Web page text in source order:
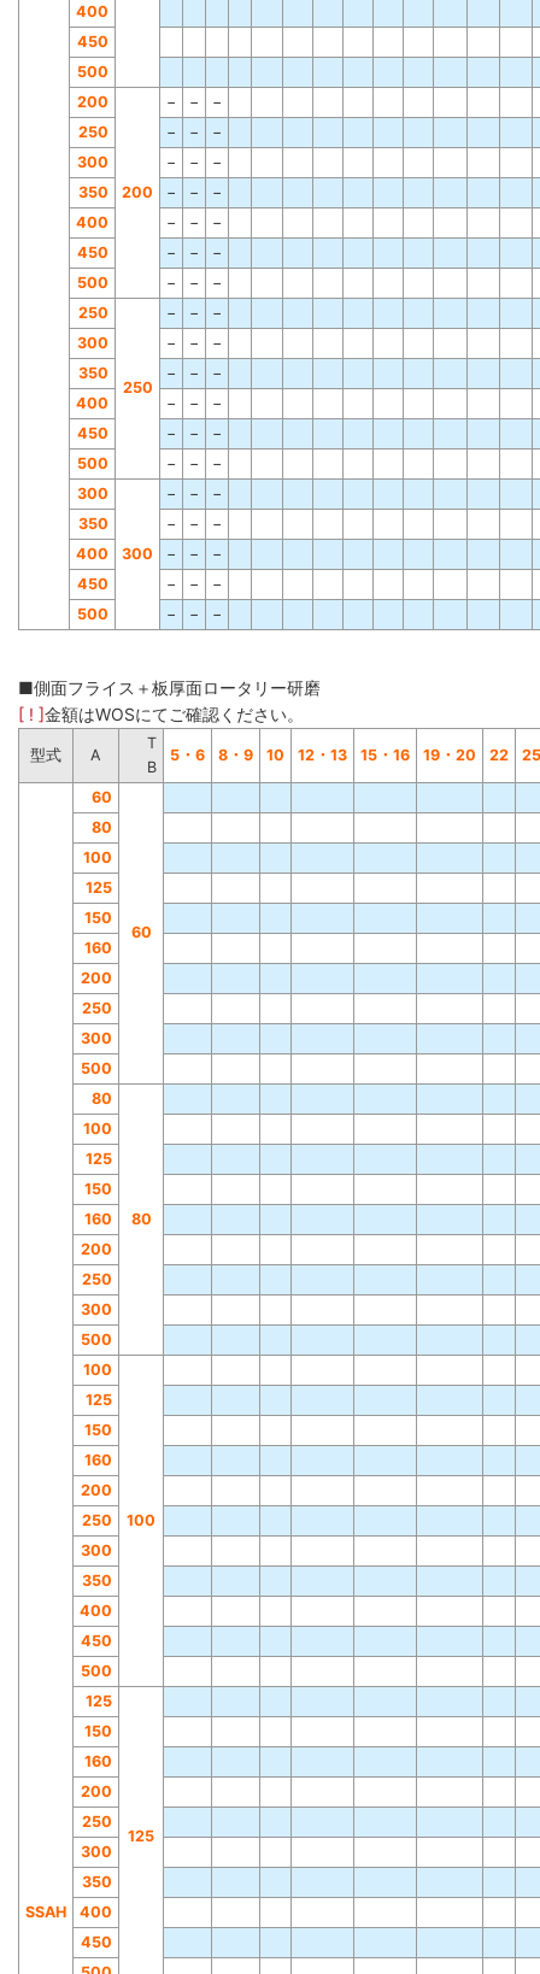
400
450
500
200
200
− −
−
250
− −
−
300
− −
−
350
− −
−
400
− −
−
450
− −
−
500
− −
−
250
250
− −
−
300
− −
−
350
− −
−
400
− −
−
450
− −
−
500
− −
−
300
300
− −
−
350
− −
−
400
− −
−
450
− −
−
500
− − −
■側面フライス＋板厚面ロータリー研磨
[ ! ]金額はWOSにてご確認ください。
型式 A
T
B
5・6 8・9 10 12・13 15・16 19・20 22 25
SSAH
60
60
80
100
125
150
160
200
250
300
500
80
80
100
125
150
160
200
250
300
500
100
100
125
150
160
200
250
300
350
400
450
500
125
125
150
160
200
250
300
350
400
450